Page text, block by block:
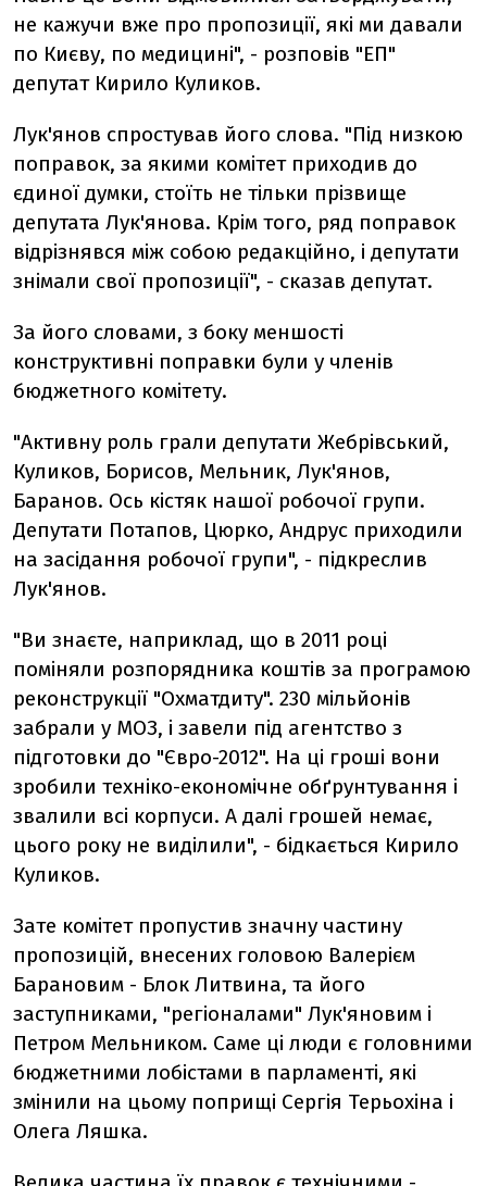
не кажучи вже про пропозиції, які ми давали
по Києву, по медицині", - розповів "ЕП"
депутат Кирило Куликов.
Лук'янов спростував його слова. "Під низкою
поправок, за якими комітет приходив до
єдиної думки, стоїть не тільки прізвище
депутата Лук'янова. Крім того, ряд поправок
відрізнявся між собою редакційно, і депутати
знімали свої пропозиції", - сказав депутат.
За його словами, з боку меншості
конструктивні поправки були у членів
бюджетного комітету.
"Активну роль грали депутати Жебрівський,
Куликов, Борисов, Мельник, Лук'янов,
Баранов. Ось кістяк нашої робочої групи.
Депутати Потапов, Цюрко, Андрус приходили
на засідання робочої групи", - підкреслив
Лук'янов.
"Ви знаєте, наприклад, що в 2011 році
поміняли розпорядника коштів за програмою
реконструкції "Охматдиту". 230 мільйонів
забрали у МОЗ, і завели під агентство з
підготовки до "Євро-2012". На ці гроші вони
зробили техніко-економічне обґрунтування і
звалили всі корпуси. А далі грошей немає,
цього року не виділили", - бідкається Кирило
Куликов.
Зате комітет пропустив значну частину
пропозицій, внесених головою Валерієм
Барановим - Блок Литвина, та його
заступниками, "регіоналами" Лук'яновим і
Петром Мельником. Саме ці люди є головними
бюджетними лобістами в парламенті, які
змінили на цьому поприщі Сергія Терьохіна і
Олега Ляшка.